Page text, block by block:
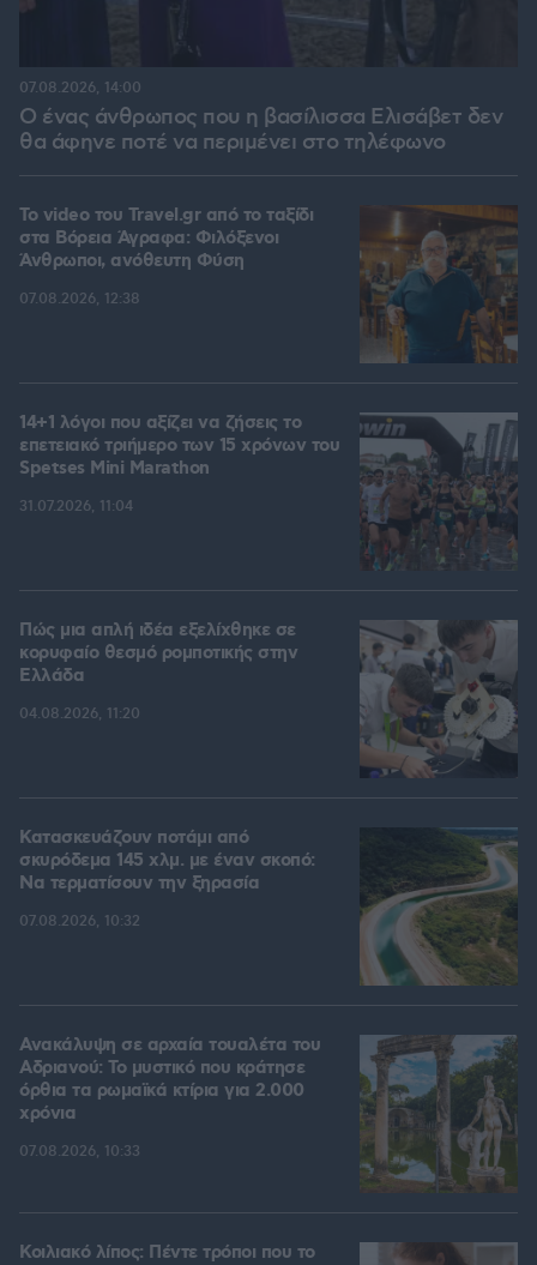
Ο ένας άνθρωπος που η βασίλισσα Ελισάβετ δεν
θα άφηνε ποτέ να περιμένει στο τηλέφωνο
07.08.2026, 14:00
To video του Travel.gr από το ταξίδι
στα Βόρεια Άγραφα: Φιλόξενοι
Άνθρωποι, ανόθευτη Φύση
07.08.2026, 12:38
14+1 λόγοι που αξίζει να ζήσεις το
επετειακό τριήμερο των 15 χρόνων του
Spetses Mini Marathon
31.07.2026, 11:04
Πώς μια απλή ιδέα εξελίχθηκε σε
κορυφαίο θεσμό ρομποτικής στην
Ελλάδα
04.08.2026, 11:20
Κατασκευάζουν ποτάμι από
σκυρόδεμα 145 χλμ. με έναν σκοπό:
Να τερματίσουν την ξηρασία
07.08.2026, 10:32
Ανακάλυψη σε αρχαία τουαλέτα του
Αδριανού: Το μυστικό που κράτησε
όρθια τα ρωμαϊκά κτίρια για 2.000
χρόνια
07.08.2026, 10:33
Κοιλιακό λίπος: Πέντε τρόποι που το